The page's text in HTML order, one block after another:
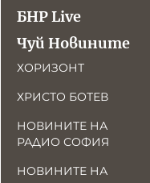
БНР Live
Чуй Новините
ХОРИЗОНТ
ХРИСТО БОТЕВ
НОВИНИТЕ НА
РАДИО СОФИЯ
НОВИНИТЕ НА